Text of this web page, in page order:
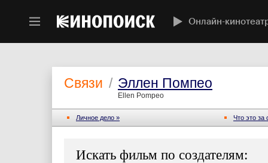
Онлайн-
Связи / Эллен Помпео
Ellen Pompeo
Личное дело » Что это за
Искать фильм по создателям: